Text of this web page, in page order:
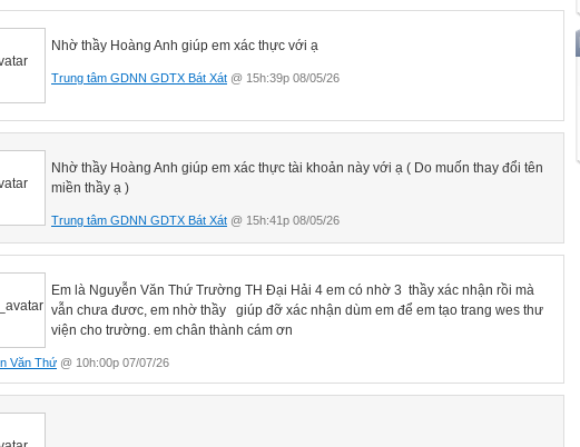
Nhờ thầy Hoàng Anh giúp em xác thực với ạ
Trung tâm GDNN GDTX Bát Xát @ 15h:39p 08/05/26
Nhờ thầy Hoàng Anh giúp em xác thực tài khoản này với ạ ( Do muốn thay đổi tên
miền thầy ạ )
Trung tâm GDNN GDTX Bát Xát @ 15h:41p 08/05/26
Em là Nguyễn Văn Thứ Trường TH Đại Hải 4 em có nhờ 3 thầy xác nhận rồi mà
vẫn chưa đươc, em nhờ thầy giúp đỡ xác nhận dùm em để em tạo trang wes thư
viện cho trường. em chân thành cám ơn
Văn Thứ @ 10h:00p 07/07/26